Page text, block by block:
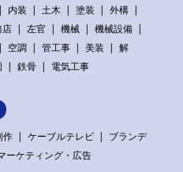
内装 土木 塗装
外構
店 左官 機械
機械設備
空調 管工事 美装
解
鉄骨 電気工事
作 ケーブルテレビ
ブランデ
ーケティング・広告